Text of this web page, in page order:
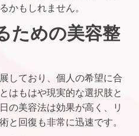
かもしれません。
ための美容整
しており、個人の希望に合
はもはや現実的な選択肢と
の美容法は効果が高く、リ
と回復も非常に迅速です。